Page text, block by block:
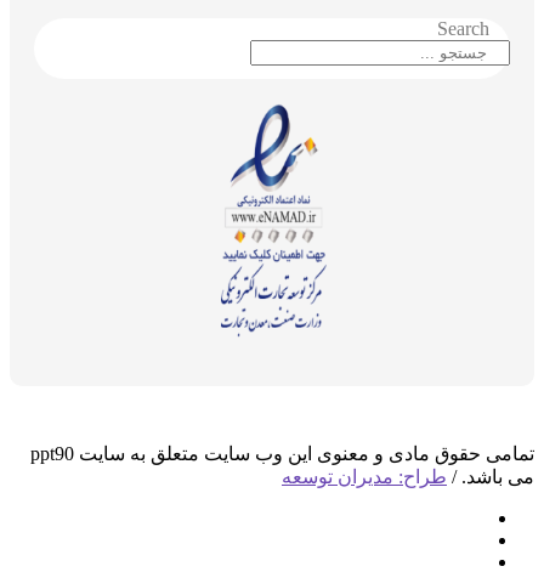
Search
تمامی حقوق مادی و معنوی این وب سایت متعلق به سایت ppt90
می باشد. / طراح: مدیران توسعه